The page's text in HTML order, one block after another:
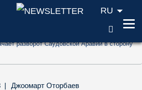
(ключ доступа
(ключ доступа '2')
RU
разворот Саудовской Аравии в сторону
| Джоомарт Оторбаев